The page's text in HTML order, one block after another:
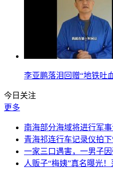
李亚鹏落泪回赠“地铁吐
今日关注
更多
南海部分海域将进行军
青海祁连行车记录仪拍
一家三口遇害，一男子
人贩子“梅姨”真名曝光